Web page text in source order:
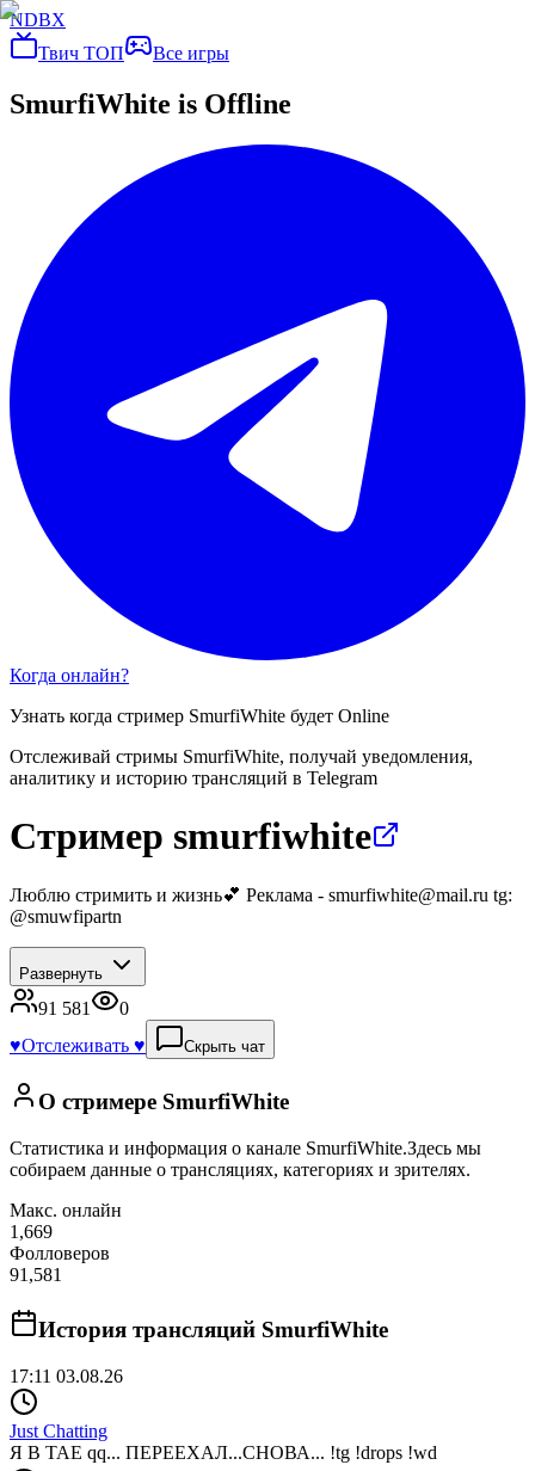
NDBX
Твич ТОП
Все игры
SmurfiWhite is Offline
Когда онлайн?
Узнать когда стример SmurfiWhite будет Online
Отслеживай стримы SmurfiWhite, получай уведомления,
аналитику и историю трансляций в Telegram
Стример smurfiwhite
Люблю стримить и жизнь💕 Реклама - smurfiwhite@mail.ru tg:
@smuwfipartn
Развернуть
91 581
0
♥️Отслеживать ♥️ Скрыть чат
О стримере SmurfiWhite
Статистика и информация о канале SmurfiWhite.Здесь мы
собираем данные о трансляциях, категориях и зрителях.
Макс. онлайн
1,669
Фолловеров
91,581
История трансляций SmurfiWhite
17:11 03.08.26
Just Chatting
Я В ТАЕ qq... ПЕРЕЕХАЛ...СНОВА... !tg !drops !wd